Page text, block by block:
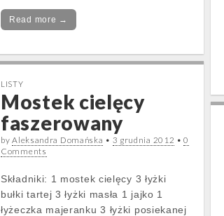
Read more →
LISTY
Mostek cielęcy
faszerowany
byAleksandra Domańska • 3 grudnia 2012 •0
Comments
Składniki: 1 mostek cielęcy 3 łyżki
bułki tartej 3 łyżki masła 1 jajko 1
łyżeczka majeranku 3 łyżki posiekanej